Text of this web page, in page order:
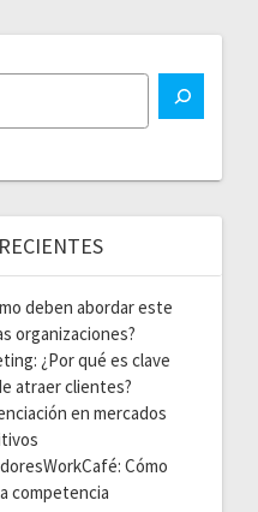
deben abordar este
organizaciones?
¿Por qué es clave
atraer clientes?
en mercados
Cómo
competencia